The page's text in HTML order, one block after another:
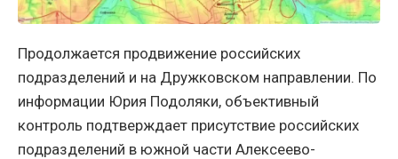
Продолжается продвижение российских
подразделений и на Дружковском направлении. По
информации Юрия Подоляки, объективный
контроль подтверждает присутствие российских
подразделений в южной части Алексеево-